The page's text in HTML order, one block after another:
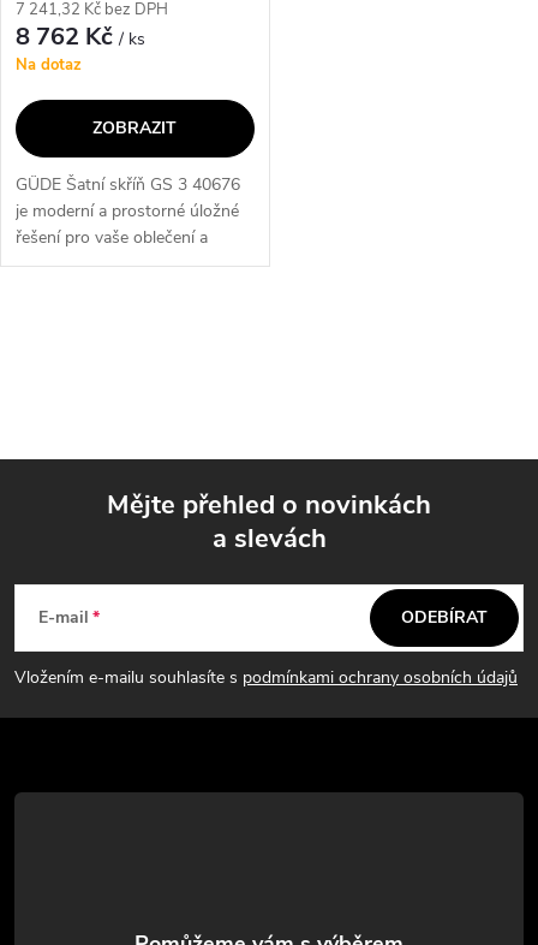
7 241,32 Kč bez DPH
8 762 Kč/ ks
Na dotaz
ZOBRAZIT
GÜDE Šatní skříň GS 3 40676
je moderní a prostorné úložné
řešení pro vaše oblečení a
doplňky. Skříň je vyrobena z
a
í
p
p
a
t
Mějte přehled o novinkách
a slevách
E-mail
Vložením e-mailu souhlasíte s podmínkami ochrany osobních údajů
ODEBÍRAT